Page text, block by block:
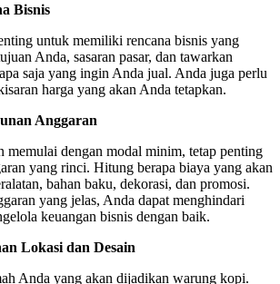
Bisnis
untuk memiliki rencana bisnis yang
Anda, sasaran pasar, dan tawarkan
saja yang ingin Anda jual. Anda juga perlu
harga yang akan Anda tetapkan.
Anggaran
dengan modal minim, tetap penting
yang rinci. Hitung berapa biaya yang akan
bahan baku, dekorasi, dan promosi.
yang jelas, Anda dapat menghindari
keuangan bisnis dengan baik.
Lokasi dan Desain
Anda yang akan dijadikan warung kopi.